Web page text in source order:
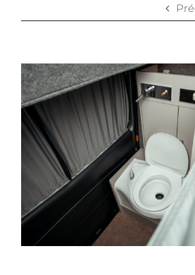
View
Larger
Image